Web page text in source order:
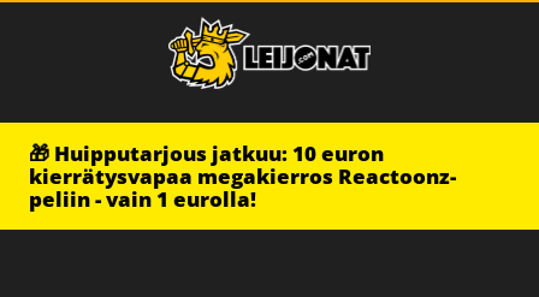
🎁 Huipputarjous jatkuu: 10 euron
kierrätysvapaa megakierros Reactoonz-
peliin - vain 1 eurolla!